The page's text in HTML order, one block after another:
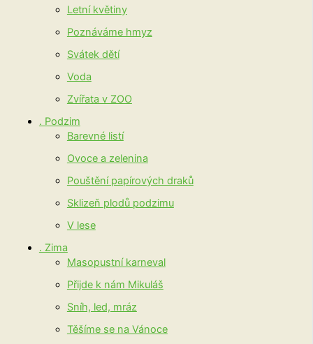
Letní květiny
Poznáváme hmyz
Svátek dětí
Voda
Zvířata v ZOO
. Podzim
Barevné listí
Ovoce a zelenina
Pouštění papírových draků
Sklizeň plodů podzimu
V lese
. Zima
Masopustní karneval
Přijde k nám Mikuláš
Sníh, led, mráz
Těšíme se na Vánoce